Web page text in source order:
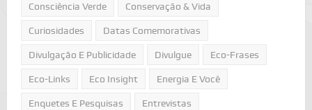
Consciência Verde Conservação & Vida
Curiosidades Datas Comemorativas
Divulgação E Publicidade Divulgue Eco-Frases
Eco-Links Eco Insight Energia E Você
Enquetes E Pesquisas Entrevistas